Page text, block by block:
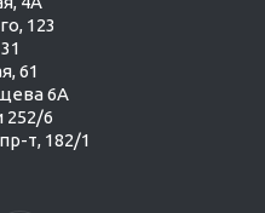
123
61
6А
252/6
т, 182/1